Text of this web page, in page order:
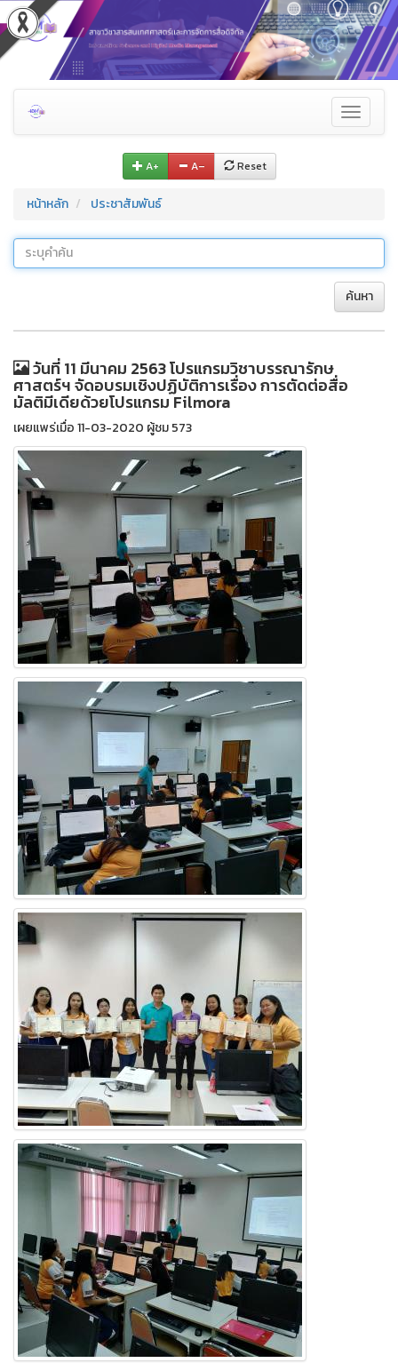
Toggle
A+ A– Reset
หน้าหลัก ประชาสัมพันธ์
ค้นหา
วันที่ 11 มีนาคม 2563 โปรแกรมวิชาบรรณารักษ
ศาสตร์ฯ จัดอบรมเชิงปฏิบัติการเรื่อง การตัดต่อสื่อ
มัลติมีเดียด้วยโปรแกรม Filmora
เผยแพร่เมื่อ 11-03-2020 ผู้ชม 573